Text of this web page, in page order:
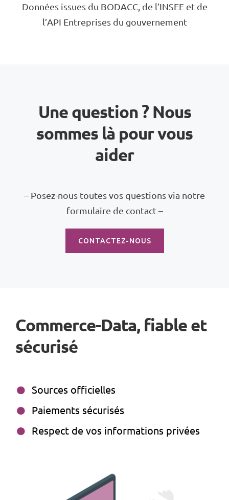
Données issues du BODACC, de l’INSEE et de
l’API Entreprises du gouvernement
Une question ? Nous
sommes là pour vous
aider
– Posez-nous toutes vos questions via notre
formulaire de contact –
CONTACTEZ-NOUS
Commerce-Data, fiable et
sécurisé
Sources officielles
Paiements sécurisés
Respect de vos informations privées